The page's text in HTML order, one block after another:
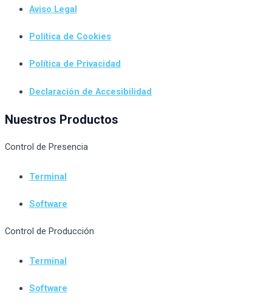
Aviso Legal
Política de Cookies
Política de Privacidad
Declaración de Accesibilidad
Nuestros Productos
Control de Presencia
Terminal
Software
Control de Producción
Terminal
Software